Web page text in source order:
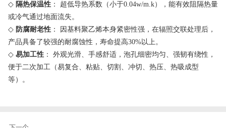
◇ 隔热保温性 ： 超低导热系数（小于0.04w/m.k），能有效阻隔热量
或冷气通过地面流失。
◇ 防腐耐老性 ： 因基料聚乙烯本身紧密性强，在辐照交联处理后，
产品具备了较强的耐腐蚀性，寿命提高30%以上。
◇ 易加工性 ： 外观光滑、手感舒适，泡孔细密均匀、强韧有绕性，
便于二次加工（易复合、粘贴、切割、冲切、热压、热吸成型
等）。